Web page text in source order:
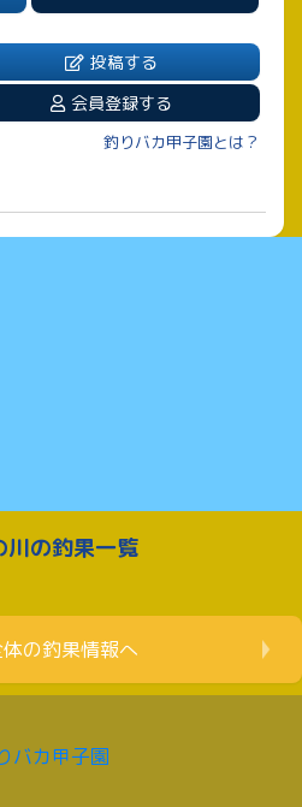
投稿する
会員登録する
釣りバカ甲子園とは？
の釣果一覧
の釣果情報へ